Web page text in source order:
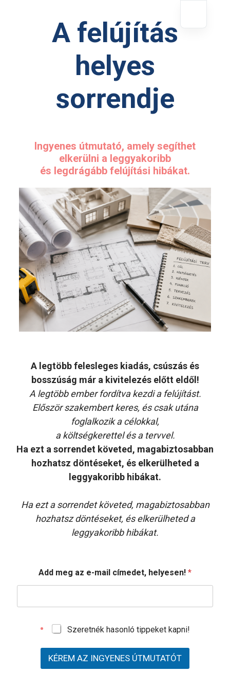
A felújítás
helyes
sorrendje
Ingyenes útmutató, amely segíthet
elkerülni a leggyakoribb
és legdrágább felújítási hibákat.
A legtöbb felesleges kiadás, csúszás és
bosszúság már a kivitelezés előtt eldől!
A legtöbb ember fordítva kezdi a felújítást.
Először szakembert keres, és csak utána
foglalkozik a célokkal,
a költségkerettel és a tervvel.
Ha ezt a sorrendet követed, magabiztosabban
hozhatsz döntéseket, és elkerülheted a
leggyakoribb hibákat.
Ha ezt a sorrendet követed, magabiztosabban
hozhatsz döntéseket, és elkerülheted a
leggyakoribb hibákat.
z
h
s
n
!
Add meg az e-mail címedet, helyesen! *
Szeretnék hasonló tippeket kapni!
KÉREM AZ INGYENES ÚTMUTATÓT